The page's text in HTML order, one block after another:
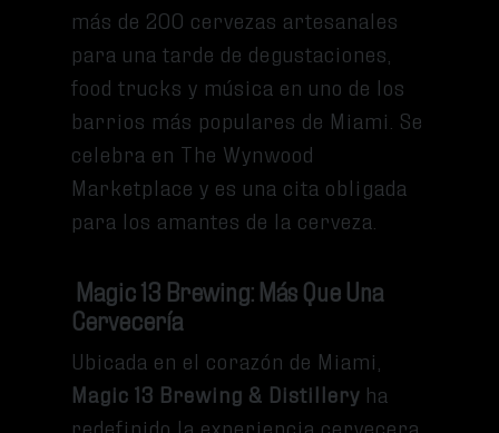
más de 200 cervezas artesanales
para una tarde de degustaciones,
food trucks y música en uno de los
barrios más populares de Miami. Se
celebra en The Wynwood
Marketplace y es una cita obligada
para los amantes de la cerveza.
Magic 13 Brewing: Más Que Una
Cervecería
Ubicada en el corazón de Miami,
Magic 13 Brewing & Distillery ha
redefinido la experiencia cervecera